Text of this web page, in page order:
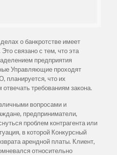
о банкротстве имеет
связано с тем, что эта
предприятия
Управляющие проходят
планируется, что их
требованиям закона.
вопросами и
предприниматели,
проблем контрагента или
в которой Конкурсный
арендной платы. Клиент,
относительно